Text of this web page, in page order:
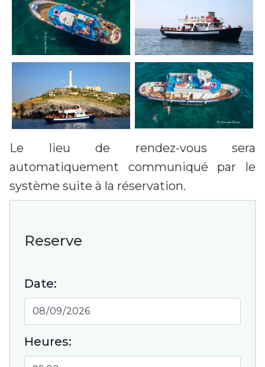
Le lieu de rendez-vous sera
automatiquement communiqué par le
système suite à la réservation.
Reserve
Date:
Heures: